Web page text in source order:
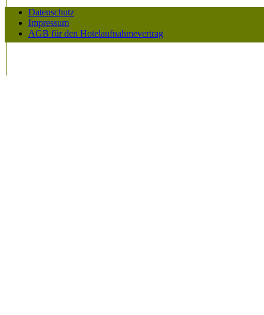
Datenschutz
Impressum
AGB für den Hotelaufnahmevertrag